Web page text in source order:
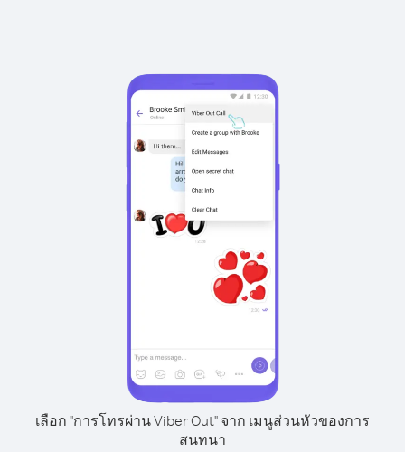
เลือก "การโทรผ่าน Viber Out" จาก เมนูส่วนหัวของการ
สนทนา